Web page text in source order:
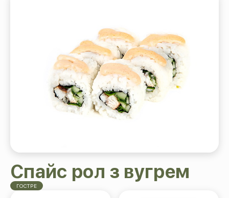
Спайс рол з вугрем
ГОСТРЕ